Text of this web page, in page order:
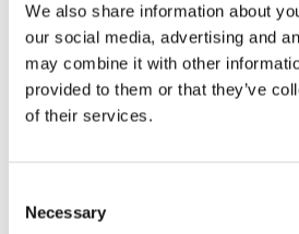
We also share information about
our social media, advertising and
may combine it with other
provided to them or that they’ve
of their services.
Selection
Necessary